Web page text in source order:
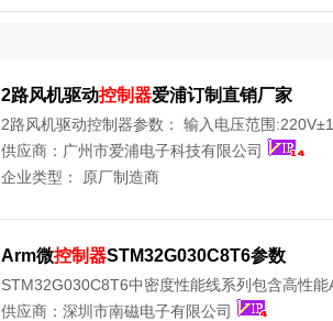
2路风机驱动控制器爱浦订制直销厂家
2路风机驱动控制器参数： 输入电压范围
供应商： 广州市爱浦电子科技有限公司
企业类型：
原厂制造商
Arm微控制器STM32G030C8T6参数
STM32G030C8T6中密度性能线系列包含高性
供应商： 深圳市南磁电子有限公司